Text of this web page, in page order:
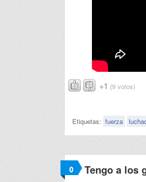
+1 (9 votos)
Etiquetas: fuerza
0 Tengo a los